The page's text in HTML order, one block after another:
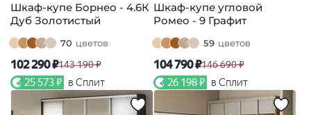
Шкаф-купе Борнео - 4.6К
Дуб Золотистый
70 цветов
102 290 ₽143 190 ₽
25 573 ₽ в Сплит
Шкаф-купе угловой
Ромео - 9 Графит
59 цветов
104 790 ₽146 690 ₽
26 198 ₽ в Сплит